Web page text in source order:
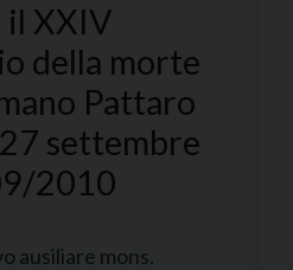
il XXIV
della morte
Pattaro
settembre
2010
ausiliare mons.